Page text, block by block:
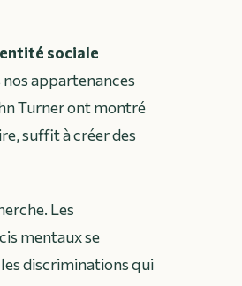
sociale
appartenances
Turner ont montré
suffit à créer des
Les
mentaux se
discriminations qui